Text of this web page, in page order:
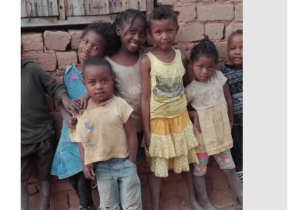
Les cours à Madagascar